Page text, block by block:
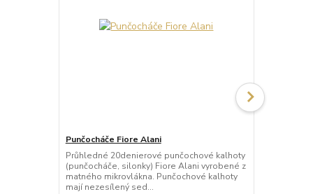
Punčocháče Fiore Alani
Průhledné 20denierové punčochové kalhoty
(punčocháče, silonky) Fiore Alani vyrobené z
matného mikrovlákna. Punčochové kalhoty
mají nezesílený sed...